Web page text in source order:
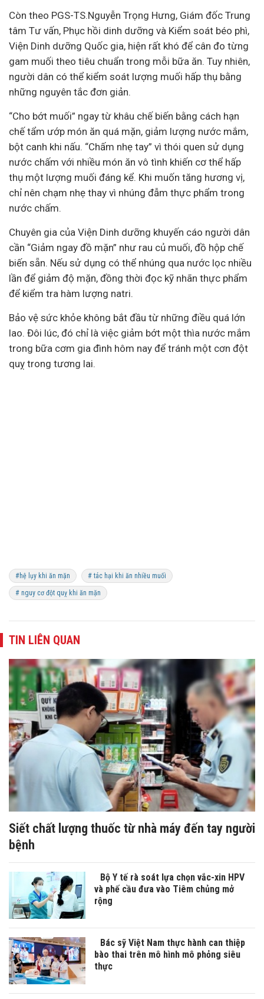
Còn theo PGS-TS.Nguyễn Trọng Hưng, Giám đốc Trung
tâm Tư vấn, Phục hồi dinh dưỡng và Kiểm soát béo phì,
Viện Dinh dưỡng Quốc gia, hiện rất khó để cân đo từng
gam muối theo tiêu chuẩn trong mỗi bữa ăn. Tuy nhiên,
người dân có thể kiểm soát lượng muối hấp thụ bằng
những nguyên tắc đơn giản.
“Cho bớt muối” ngay từ khâu chế biến bằng cách hạn
chế tẩm ướp món ăn quá mặn, giảm lượng nước mắm,
bột canh khi nấu. “Chấm nhẹ tay” vì thói quen sử dụng
nước chấm với nhiều món ăn vô tình khiến cơ thể hấp
thụ một lượng muối đáng kể. Khi muốn tăng hương vị,
chỉ nên chạm nhẹ thay vì nhúng đẫm thực phẩm trong
nước chấm.
Chuyên gia của Viện Dinh dưỡng khuyến cáo người dân
cần “Giảm ngay đồ mặn” như rau củ muối, đồ hộp chế
biến sẵn. Nếu sử dụng có thể nhúng qua nước lọc nhiều
lần để giảm độ mặn, đồng thời đọc kỹ nhãn thực phẩm
để kiểm tra hàm lượng natri.
Bảo vệ sức khỏe không bắt đầu từ những điều quá lớn
lao. Đôi lúc, đó chỉ là việc giảm bớt một thìa nước mắm
trong bữa cơm gia đình hôm nay để tránh một cơn đột
quỵ trong tương lai.
#hệ lụy khi ăn mặn # tác hại khi ăn nhiều muối
# nguy cơ đột quỵ khi ăn mặn
TIN LIÊN QUAN
Siết chất lượng thuốc từ nhà máy đến tay người
bệnh
Bộ Y tế rà soát lựa chọn vắc-xin HPV
và phế cầu đưa vào Tiêm chủng mở
rộng
Bác sỹ Việt Nam thực hành can thiệp
bào thai trên mô hình mô phỏng siêu
thực